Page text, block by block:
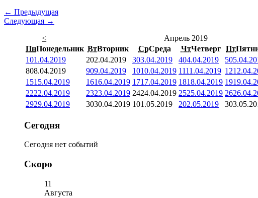
← Предыдущая
Следующая →
<
Апрель 2019
ПнПонедельник ВтВторник СрСреда ЧтЧетверг Пт
101.04.2019 202.04.2019 303.04.2019 404.04.2019 5
808.04.2019 909.04.2019 1010.04.2019 1111.04.2019 12
1515.04.2019 1616.04.2019 1717.04.2019 1818.04.2019 19
2222.04.2019 2323.04.2019 2424.04.2019 2525.04.2019 26
2929.04.2019 3030.04.2019 101.05.2019 202.05.2019 3
Сегодня
Сегодня нет событий
Скоро
11
Августа